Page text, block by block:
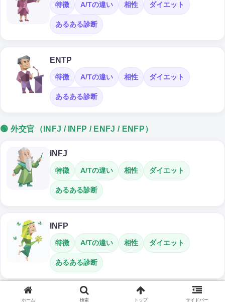
特徴 A/Tの違い 相性 ダイエット
あるある診断
ENTP
特徴 A/Tの違い 相性 ダイエット
あるある診断
🟢 外交官（INFJ / INFP / ENFJ / ENFP）
INFJ
特徴 A/Tの違い 相性 ダイエット
あるある診断
INFP
特徴 A/Tの違い 相性 ダイエット
あるある診断
ホーム 検索 トップ サイドバー